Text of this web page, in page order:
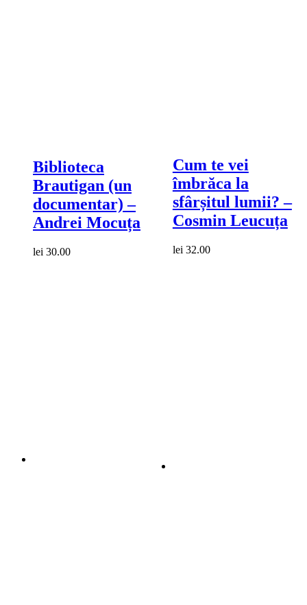
Biblioteca
Brautigan (un
documentar) –
Andrei Mocuța
lei 30.00
Cum te vei
îmbrăca la
sfârșitul lumii? –
Cosmin Leucuța
lei 32.00